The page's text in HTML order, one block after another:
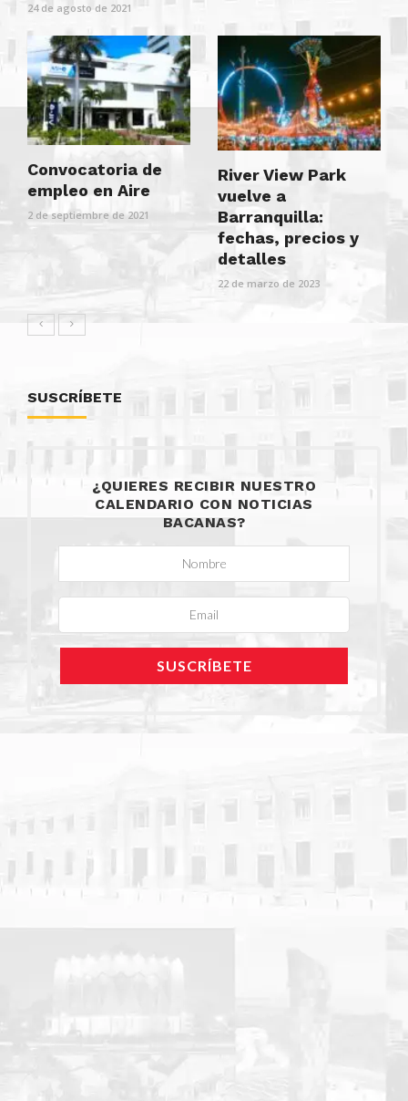
24 de agosto de 2021
Convocatoria de
empleo en Aire
2 de septiembre de 2021
River View Park
vuelve a
Barranquilla:
fechas, precios y
detalles
22 de marzo de 2023
SUSCRÍBETE
¿QUIERES RECIBIR NUESTRO
CALENDARIO CON NOTICIAS
BACANAS?